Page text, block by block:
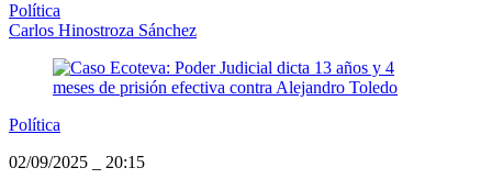
Política
Carlos Hinostroza Sánchez
Política
02/09/2025
20:15